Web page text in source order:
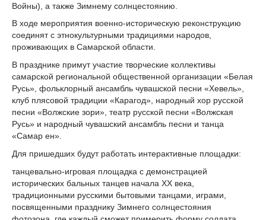
Войны), а также Зимнему солнцестоянию.
В ходе мероприятия военно-историческую реконструкцию
соединят с этнокультурными традициями народов,
проживающих в Самарской области.
В празднике примут участие творческие коллективы
самарской региональной общественной организации «Белая
Русь», фольклорный ансамбль чувашской песни «Хевель»,
клуб плясовой традиции «Карагод», народный хор русской
песни «Волжские зори», театр русской песни «Волжская
Русь» и народный чувашский ансамбль песни и танца
«Самар ен».
Для пришедших будут работать интерактивные площадки:
танцевально-игровая площадка с демонстрацией
исторических бальных танцев начала XX века,
традиционными русскими бытовыми танцами, играми,
посвященными празднику Зимнего солнцестояния